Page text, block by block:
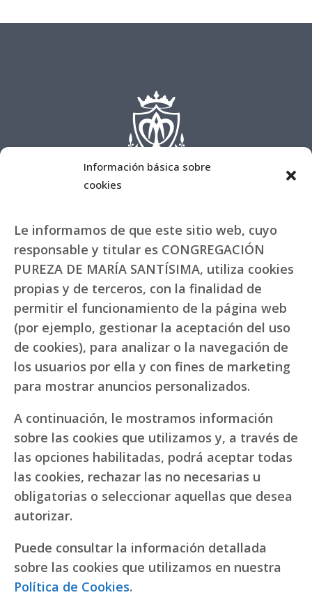
Información básica sobre
cookies
Le informamos de que este sitio web, cuyo
responsable y titular es CONGREGACIÓN
PUREZA DE MARÍA SANTÍSIMA, utiliza cookies
propias y de terceros, con la finalidad de
permitir el funcionamiento de la página web
(por ejemplo, gestionar la aceptación del uso
de cookies), para analizar o la navegación de
los usuarios por ella y con fines de marketing
para mostrar anuncios personalizados.
A continuación, le mostramos información
sobre las cookies que utilizamos y, a través de
las opciones habilitadas, podrá aceptar todas
las cookies, rechazar las no necesarias u
obligatorias o seleccionar aquellas que desea
autorizar.
Puede consultar la información detallada
sobre las cookies que utilizamos en nuestra
Política de Cookies.